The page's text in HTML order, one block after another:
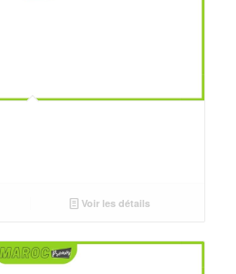
Voir les détails